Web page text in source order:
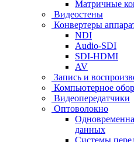
Матричные
Видеостены
Конвертеры
NDI
Audio-SDI
SDI-HDMI
AV
Запись и
Компьютерное
Видеопередатчики
Оптоволокно
данных
Системы